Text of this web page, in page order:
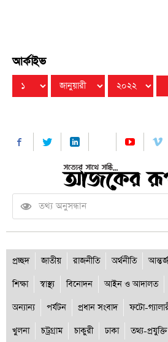
আর্কাইভ
প্রচ্ছদ জাতীয় রাজনীতি অর্থনীতি
শিক্ষা
স্বাস্থ্য বিনোদন আইন ও আদালত
অন্যান্য
পর্যটন প্রধান সংবাদ ফটো-
খুলনা
চট্রগ্রাম চাকুরী ঢাকা তথ্য-প্রযুক্তি